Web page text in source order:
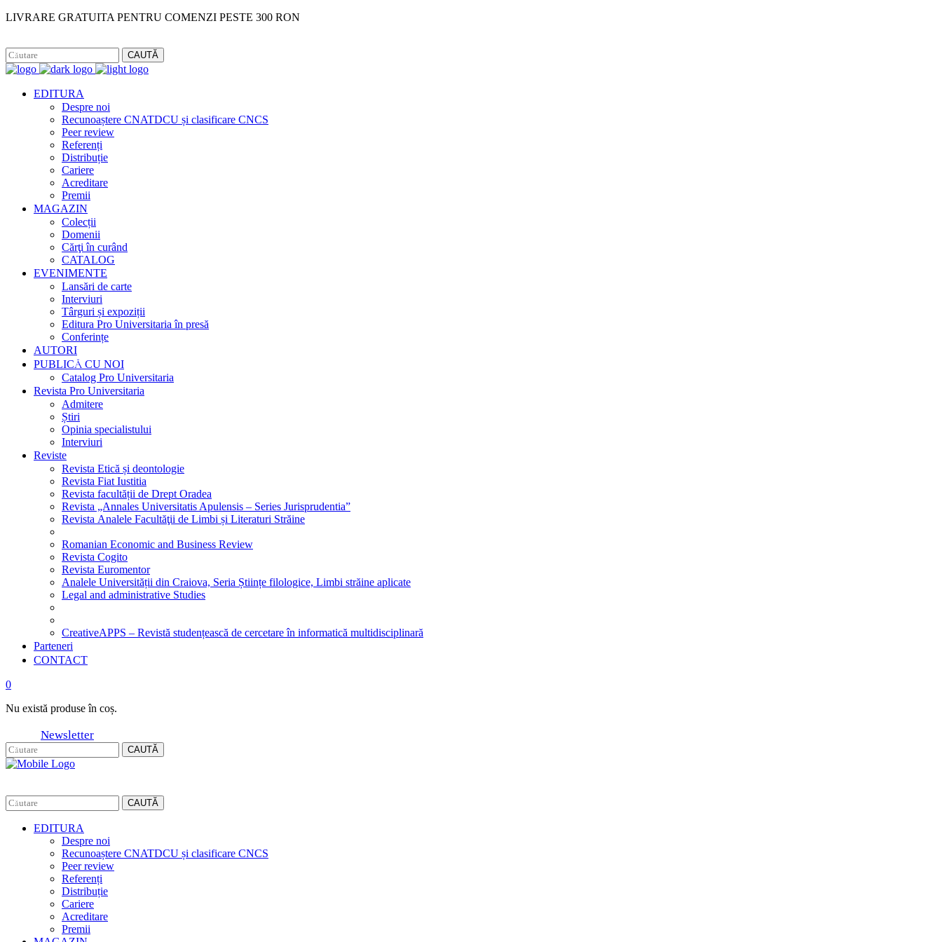
LIVRARE GRATUITA PENTRU COMENZI PESTE 300 RON
CAUTĂ
EDITURA
Despre noi
Recunoaștere CNATDCU și clasificare CNCS
Peer review
Referenți
Distribuție
Cariere
Acreditare
Premii
MAGAZIN
Colecții
Domenii
Cărţi în curând
CATALOG
EVENIMENTE
Lansări de carte
Interviuri
Târguri și expoziții
Editura Pro Universitaria în presă
Conferințe
AUTORI
PUBLICĂ CU NOI
Catalog Pro Universitaria
Revista Pro Universitaria
Admitere
Știri
Opinia specialistului
Interviuri
Reviste
Revista Etică și deontologie
Revista Fiat Iustitia
Revista facultății de Drept Oradea
Revista „Annales Universitatis Apulensis – Series Jurisprudentia”
Revista Analele Facultăţii de Limbi și Literaturi Străine
Romanian Economic and Business Review
Revista Cogito
Revista Euromentor
Analele Universității din Craiova, Seria Științe filologice, Limbi străine aplicate
Legal and administrative Studies
CreativeAPPS – Revistă studențească de cercetare în informatică multidisciplinară
Parteneri
CONTACT
0
Nu există produse în coș.
Newsletter
CAUTĂ
CAUTĂ
EDITURA
Despre noi
Recunoaștere CNATDCU și clasificare CNCS
Peer review
Referenți
Distribuție
Cariere
Acreditare
Premii